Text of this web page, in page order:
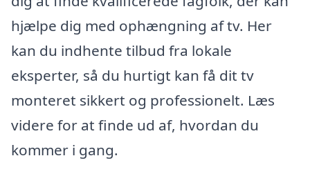
hjælpe dig med ophængning af tv. Her
kan du indhente tilbud fra lokale
eksperter, så du hurtigt kan få dit tv
monteret sikkert og professionelt. Læs
videre for at finde ud af, hvordan du
kommer i gang.